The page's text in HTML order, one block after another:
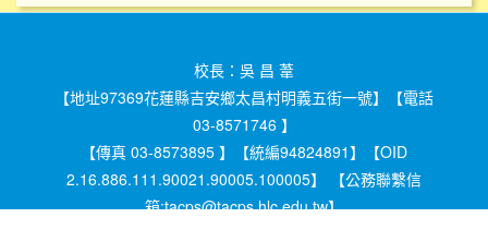
校長：吳 昌 葦
【地址97369花蓮縣吉安鄉太昌村明義五街一號】【電話
03-8571746 】
【傳真 03-8573895 】【統編94824891】【OID
2.16.886.111.90021.90005.100005】 【公務聯繫信
箱:tacps@tacps.hlc.edu.tw】